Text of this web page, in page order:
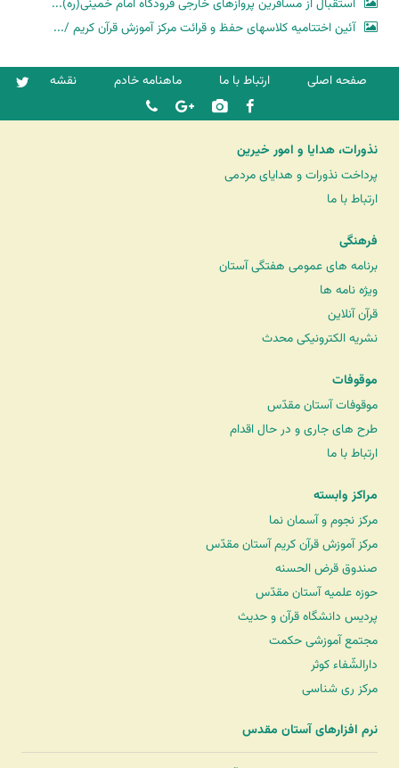
استقبال از مسافرین پروازهای خارجی فرودگاه امام خمینی(ره)...
آئین اختتامیه کلاسهای حفظ و قرائت مرکز آموزش قرآن کریم /...
صفحه اصلی ارتباط با ما ماهنامه خادم نقشه
نذورات، هدایا و امور خیرین
پرداخت نذورات و هدایای مردمی
ارتباط با ما
فرهنگی
برنامه های عمومی هفتگی آستان
ویژه نامه ها
قرآن آنلاین
نشریه الکترونیکی محدث
موقوفات
موقوفات آستان مقدّس
طرح های جاری و در حال اقدام
ارتباط با ما
مراکز وابسته
مرکز نجوم و آسمان نما
مرکز آموزش قرآن کریم آستان مقدّس
صندوق قرض الحسنه
حوزه علمیه آستان مقدّس
پردیس دانشگاه قرآن و حدیث
مجتمع آموزشی حکمت
دارالشّفاء کوثر
مرکز ری شناسی
نرم افزارهای آستان مقدس